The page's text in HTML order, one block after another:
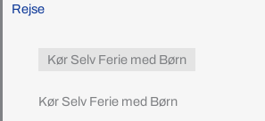
Kør Selv Ferie med Børn
Kør Selv Ferie med Børn